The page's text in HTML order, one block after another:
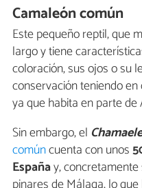
Camaleón común
Este pequeño reptil, que
largo y tiene
coloración, sus ojos o su
conservación teniendo
ya que habita en parte de
Sin embargo, el
comúncuenta con unos
Españay,